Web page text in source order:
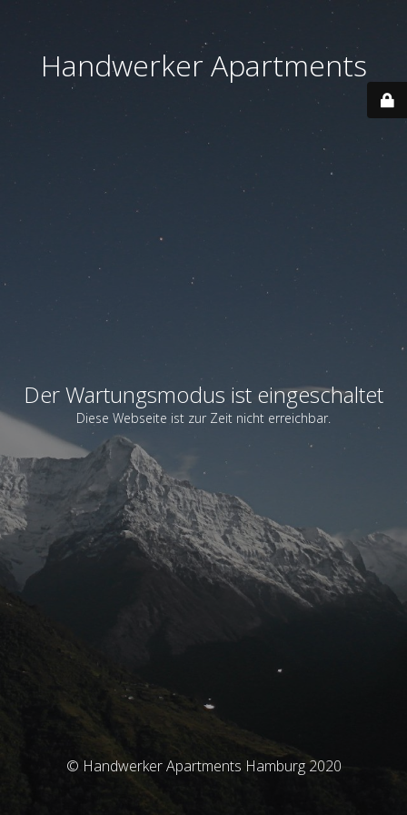
Handwerker Apartments
Der Wartungsmodus ist eingeschaltet
Diese Webseite ist zur Zeit nicht erreichbar.
© Handwerker Apartments Hamburg 2020